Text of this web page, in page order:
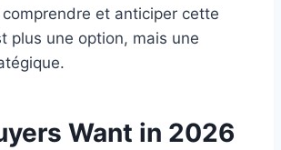
et anticiper cette
plus une option, mais une
Want in 2026